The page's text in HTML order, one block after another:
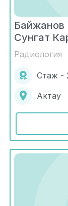
Байжанов
Сунгат
Радиология
Стаж -
Актау